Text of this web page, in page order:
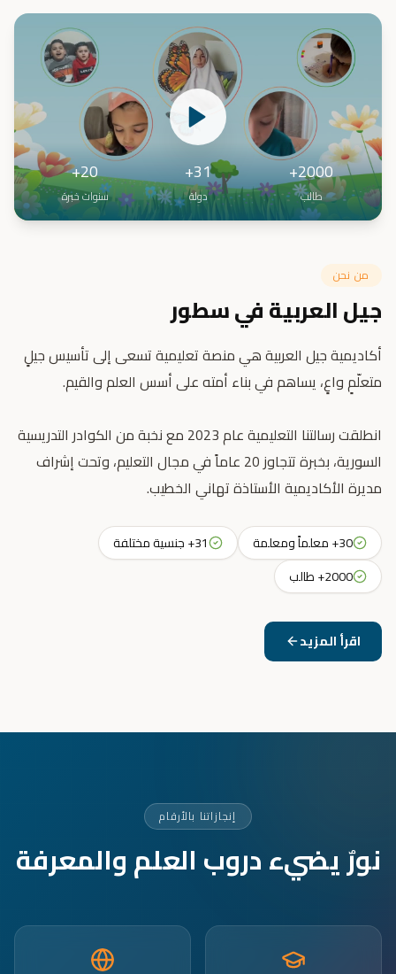
2000+
طالب
31+
دولة
20+
سنوات خبرة
من نحن
جيل العربية في سطور
أكاديمية جيل العربية هي منصة تعليمية تسعى إلى تأسيس جيلٍ
انطلقت رسالتنا التعليمية عام 2023 مع نخبة من الكوادر التدريسية
السورية، بخبرة تتجاوز 20 عاماً في مجال التعليم، وتحت إشراف
مديرة الأكاديمية الأستاذة تهاني الخطيب.
30+ معلماً ومعلمة
31+ جنسية مختلفة
2000+ طالب
اقرأ المزيد
إنجازاتنا بالأرقام
نورٌ يضيء دروب العلم والمعرفة